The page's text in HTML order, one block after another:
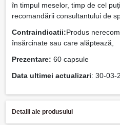
în timpul meselor, timp de cel
recomandării consultantului de
Contraindicatii:Produs
însărcinate sau care alăptează,
Prezentare: 60 capsule
Data ultimei actualizari: 30-03-
Detalii ale produsului